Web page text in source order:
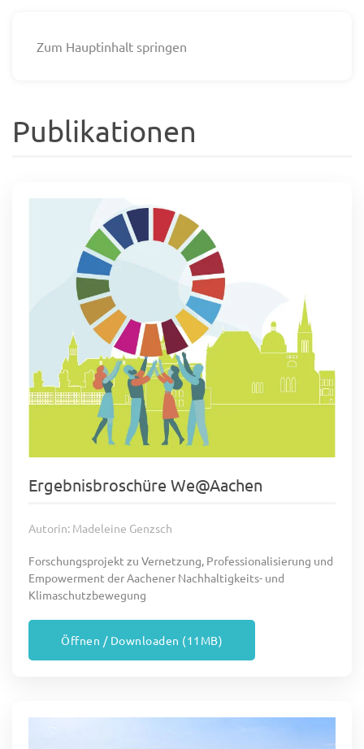
Zum Hauptinhalt springen
Publikationen
Ergebnisbroschüre We@Aachen
Autorin: Madeleine Genzsch
Forschungsprojekt zu Vernetzung, Professionalisierung und
Empowerment der Aachener Nachhaltigkeits- und
Klimaschutzbewegung
Öffnen / Downloaden (11MB)